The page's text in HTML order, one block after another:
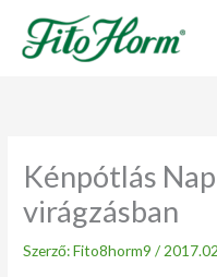
tartalomhoz
Kénpótlás
virágzásban
Szerző:Fito8horm9/